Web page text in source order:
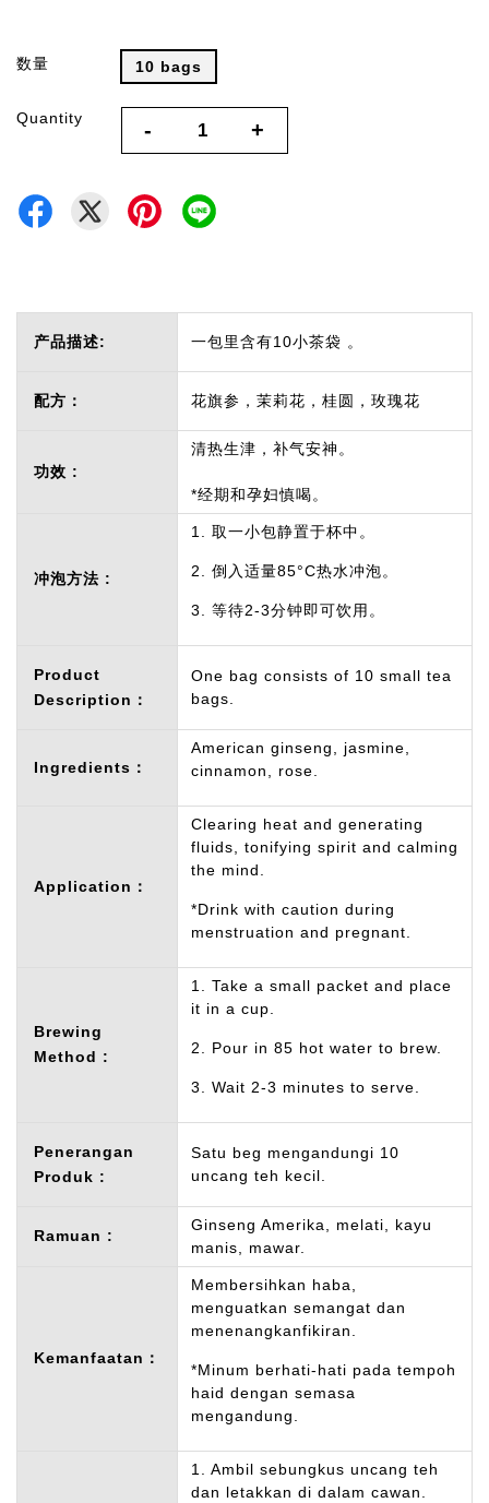
数量 10 bags
Quantity - +
产品描述: 一包里含有10小茶袋 。
配方： 花旗参，茉莉花，桂圆，玫瑰花
功效 :
清热生津，补气安神。
*经期和孕妇慎喝。
冲泡方法 :
1. 取一小包静置于杯中。
2. 倒入适量85°C热水冲泡。
3. 等待2-3分钟即可饮用。
Product
Description：
One bag consists of 10 small tea
bags.
Ingredients：
American ginseng, jasmine,
cinnamon, rose.
Application：
Clearing heat and generating
fluids, tonifying spirit and calming
the mind.
*Drink with caution during
menstruation and pregnant.
Brewing
Method :
1. Take a small packet and place
it in a cup.
2. Pour in 85 hot water to brew.
3. Wait 2-3 minutes to serve.
Penerangan
Produk :
Satu beg mengandungi 10
uncang teh kecil.
Ramuan :
Ginseng Amerika, melati, kayu
manis, mawar.
Kemanfaatan：
Membersihkan haba,
menguatkan semangat dan
menenangkanfikiran.
*Minum berhati-hati pada tempoh
haid dengan semasa
mengandung.
1. Ambil sebungkus uncang teh
dan letakkan di dalam cawan.